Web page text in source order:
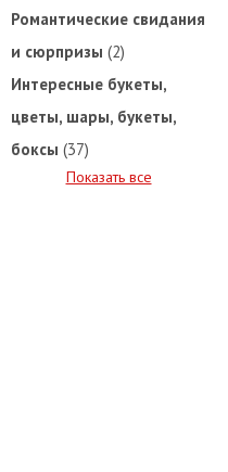
Романтические свидания
и сюрпризы (2)
Интересные букеты,
цветы, шары, букеты,
боксы (37)
Показать все